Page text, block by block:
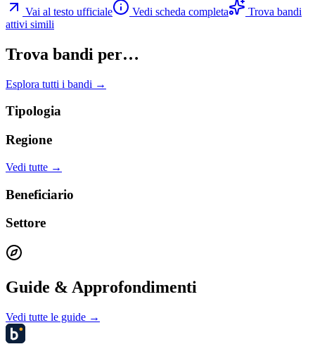
Vai al testo ufficiale Vedi scheda completa
Trova bandi
attivi simili
Trova bandi per…
Esplora tutti i bandi →
Tipologia
Regione
Vedi tutte →
Beneficiario
Settore
Guide & Approfondimenti
Vedi tutte le guide →